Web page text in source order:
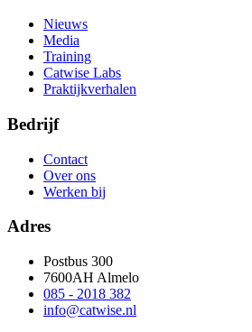
Nieuws
Media
Training
Catwise Labs
Praktijkverhalen
Bedrijf
Contact
Over ons
Werken bij
Adres
Postbus 300
7600AH Almelo
085 - 2018 382
info@catwise.nl